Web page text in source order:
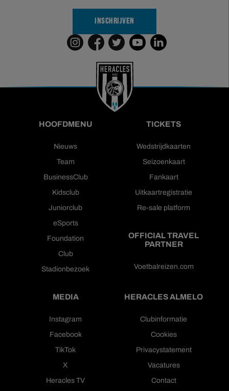
INSCHRIJVEN
HOOFDMENU
Nieuws
Team
BusinessClub
Kidsclub
Juniorclub
eSports
Foundation
Club
Stadionbezoek
TICKETS
Wedstrijdkaarten
Seizoenkaart
Fankaart
Uitkaartregistratie
Re-sale platform
OFFICIAL TRAVEL
PARTNER
Voetbalreizen.com
MEDIA
Instagram
Facebook
TikTok
X
Heracles TV
HERACLES ALMELO
Clubinformatie
Cookies
Privacystatement
Vacatures
Contact